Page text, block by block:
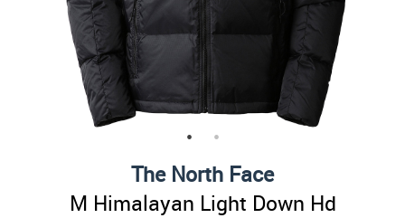
The North Face
M Himalayan Light Down Hd